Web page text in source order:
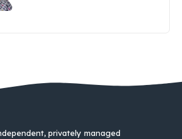
privately managed